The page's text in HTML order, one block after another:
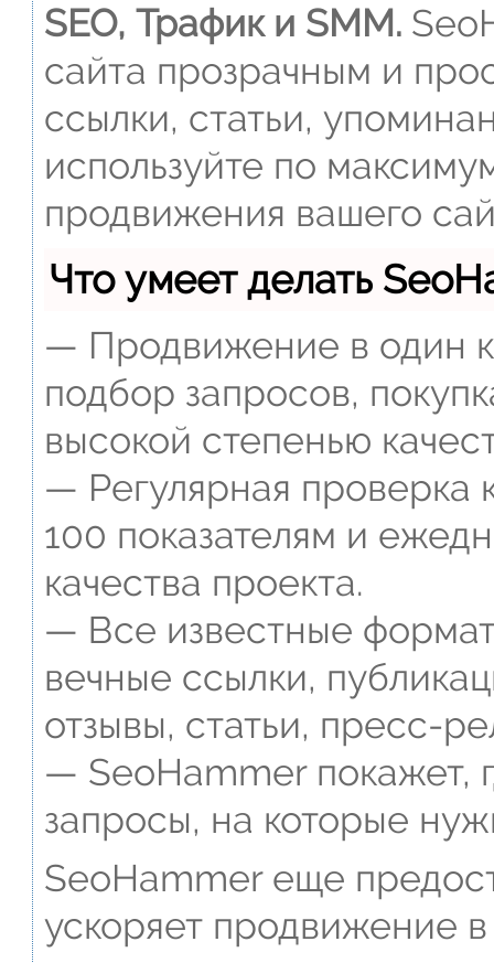
SEO, Трафик и SMM.
сайта прозрачным и
ссылки, статьи,
используйте по
продвижения вашего
Что умеет делать
— Продвижение в один
подбор запросов,
высокой степенью
— Регулярная проверка
100 показателям и
качества проекта.
— Все известные
вечные ссылки,
отзывы, статьи, пресс-
— SeoHammer покажет,
запросы, на которые
SeoHammer еще
ускоряет продвижение